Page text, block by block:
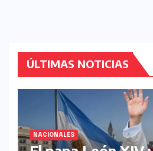
ÚLTIMAS NOTICIAS
NACIONALES